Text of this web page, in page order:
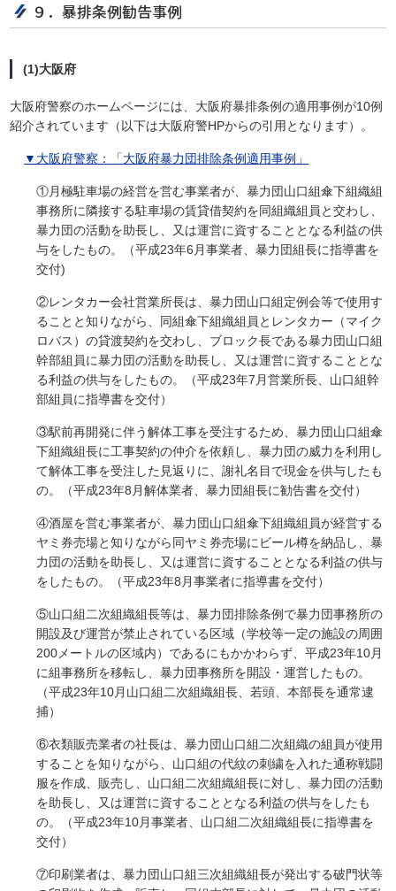
９．暴排条例勧告事例
(1)大阪府
大阪府警察のホームページには、大阪府暴排条例の適用事例が10例
紹介されています（以下は大阪府警HPからの引用となります）。
▼大阪府警察：「大阪府暴力団排除条例適用事例」
①月極駐車場の経営を営む事業者が、暴力団山口組傘下組織組
事務所に隣接する駐車場の賃貸借契約を同組織組員と交わし、
暴力団の活動を助長し、又は運営に資することとなる利益の供
与をしたもの。（平成23年6月事業者、暴力団組長に指導書を
交付)
②レンタカー会社営業所長は、暴力団山口組定例会等で使用す
ることと知りながら、同組傘下組織組員とレンタカー（マイク
ロバス）の貸渡契約を交わし、ブロック長である暴力団山口組
幹部組員に暴力団の活動を助長し、又は運営に資することとな
る利益の供与をしたもの。（平成23年7月営業所長、山口組幹
部組員に指導書を交付）
③駅前再開発に伴う解体工事を受注するため、暴力団山口組傘
下組織組長に工事契約の仲介を依頼し、暴力団の威力を利用し
て解体工事を受注した見返りに、謝礼名目で現金を供与したも
の。（平成23年8月解体業者、暴力団組長に勧告書を交付）
④酒屋を営む事業者が、暴力団山口組傘下組織組員が経営する
ヤミ券売場と知りながら同ヤミ券売場にビール樽を納品し、暴
力団の活動を助長し、又は運営に資することとなる利益の供与
をしたもの。（平成23年8月事業者に指導書を交付）
⑤山口組二次組織組長等は、暴力団排除条例で暴力団事務所の
開設及び運営が禁止されている区域（学校等一定の施設の周囲
200メートルの区域内）であるにもかかわらず、平成23年10月
に組事務所を移転し、暴力団事務所を開設・運営したもの。
（平成23年10月山口組二次組織組長、若頭、本部長を通常逮
捕）
⑥衣類販売業者の社長は、暴力団山口組二次組織の組員が使用
することを知りながら、山口組の代紋の刺繍を入れた通称戦闘
服を作成、販売し、山口組二次組織組長に対し、暴力団の活動
を助長し、又は運営に資することとなる利益の供与をしたも
の。（平成23年10月事業者、山口組二次組織組長に指導書を
交付）
⑦印刷業者は、暴力団山口組三次組織組長が発出する破門状等